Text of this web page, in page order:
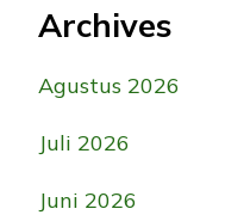
Archives
Agustus 2026
Juli 2026
Juni 2026